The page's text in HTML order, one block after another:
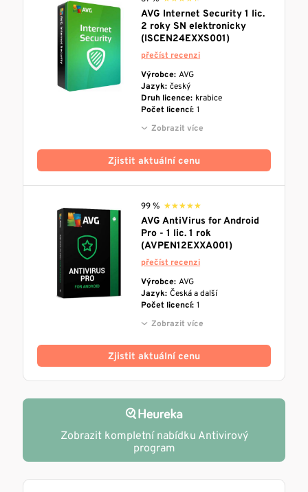
AVG Internet Security 1 lic.
2 roky SN elektronicky
(ISCEN24EXXS001)
přečíst recenzi
Výrobce: AVG
Jazyk: český
Druh licence: krabice
Počet licencí: 1
Zobrazit více
Zjistit aktuální cenu
99 % ★★★★★
★★★★★
AVG AntiVirus for Android
Pro - 1 lic. 1 rok
(AVPEN12EXXA001)
přečíst recenzi
Výrobce: AVG
Jazyk: Česká a další
Počet licencí: 1
Zobrazit více
Zjistit aktuální cenu
Zobrazit kompletní nabídku Antivirový
program